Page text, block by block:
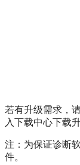
若有升级需求，
入下载中心下载升
注：为保证诊断
件。